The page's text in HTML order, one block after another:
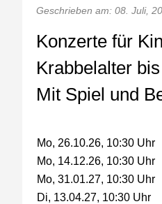
Geschrieben am: 08. Juli,
Konzerte für
Krabbelalter
Mit Spiel und
Mo, 26.10.26, 10:30 Uhr
Mo, 14.12.26, 10:30 Uhr
Mo, 31.01.27, 10:30 Uhr
Di, 13.04.27, 10:30 Uhr